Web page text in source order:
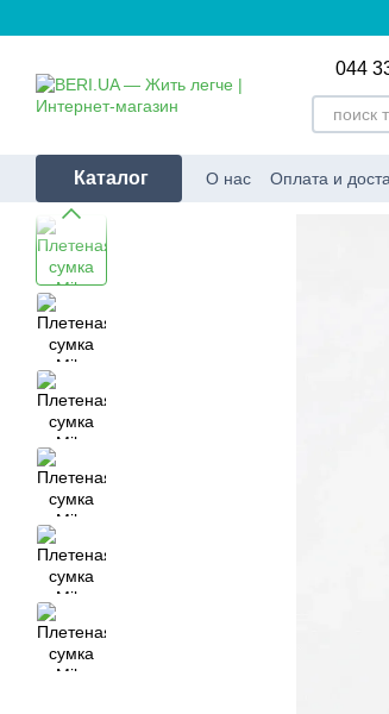
044
Каталог О нас Оплата и